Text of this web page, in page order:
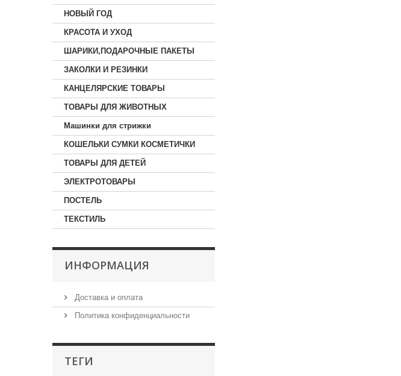
НОВЫЙ ГОД
КРАСОТА И УХОД
ШАРИКИ,ПОДАРОЧНЫЕ ПАКЕТЫ
ЗАКОЛКИ И РЕЗИНКИ
КАНЦЕЛЯРСКИЕ ТОВАРЫ
ТОВАРЫ ДЛЯ ЖИВОТНЫХ
Машинки для стрижки
КОШЕЛЬКИ СУМКИ КОСМЕТИЧКИ
ТОВАРЫ ДЛЯ ДЕТЕЙ
ЭЛЕКТРОТОВАРЫ
ПОСТЕЛЬ
ТЕКСТИЛЬ
ИНФОРМАЦИЯ
Доставка и оплата
Политика конфиденциальности
ТЕГИ